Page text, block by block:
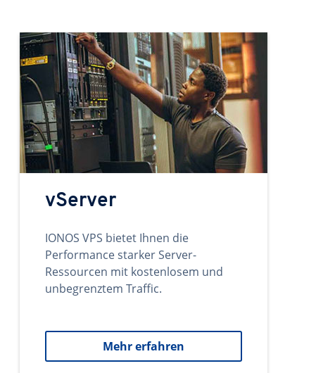
vServer
IONOS VPS bietet Ihnen die
Performance starker Server-
Ressourcen mit kostenlosem und
unbegrenztem Traffic.
Mehr erfahren